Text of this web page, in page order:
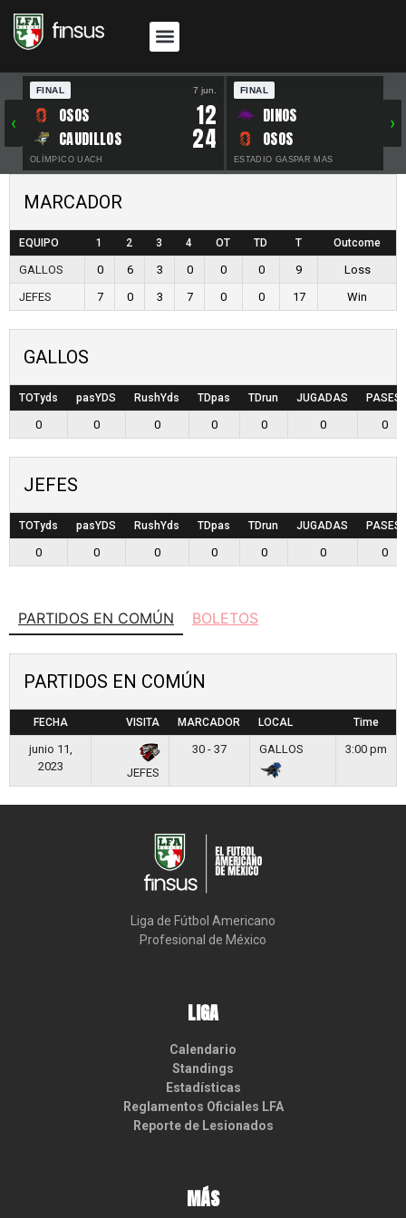
‹
FINAL 7 jun.
OSOS 12
CAUDILLOS 24
OLÍMPICO UACH
FINAL
DINOS
OSOS
ESTADIO GASPAR MAS
›
MARCADOR
EQUIPO 1 2 3 4 OT TD T Outcome
GALLOS 0 6 3 0 0 0 9
Loss
JEFES
7 0 3 7 0 0 17 Win
GALLOS
TOTyds pasYDS RushYds TDpas TDrun JUGADAS PASES
0 0 0 0 0 0 0
JEFES
TOTyds pasYDS RushYds TDpas TDrun JUGADAS PASES
0 0 0 0 0 0 0
PARTIDOS EN COMÚN BOLETOS
PARTIDOS EN COMÚN
FECHA VISITA MARCADOR LOCAL Time
junio 11,
2023
JEFES
30 - 37 GALLOS 3:00 pm
Liga de Fútbol Americano
Profesional de México
LIGA
Calendario
Standings
Estadísticas
Reglamentos Oficiales LFA
Reporte de Lesionados
MÁS